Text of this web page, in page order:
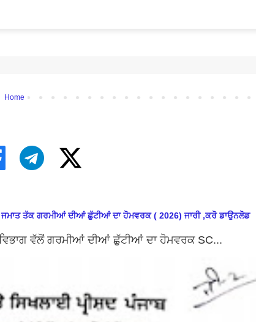
Home
ਜਮਾਤ ਤੱਕ ਗਰਮੀਆਂ ਦੀਆਂ ਛੁੱਟੀਆਂ ਦਾ ਹੋਮਵਰਕ ( 2026) ਜਾਰੀ ,ਕਰੋ ਡਾਉਨਲੋਡ
ਵਿਭਾਗ ਵੱਲੋਂ ਗਰਮੀਆਂ ਦੀਆਂ ਛੁੱਟੀਆਂ ਦਾ ਹੋਮਵਰਕ SC...